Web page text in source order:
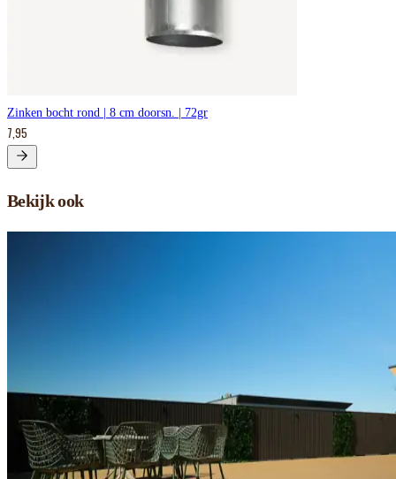
Zinken bocht rond | 8 cm doorsn. | 72gr
7,95
Bekijk ook